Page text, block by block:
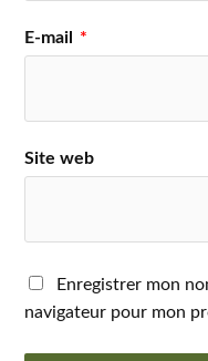
E-mail *
Site web
Enregistrer mon
navigateur pour mon